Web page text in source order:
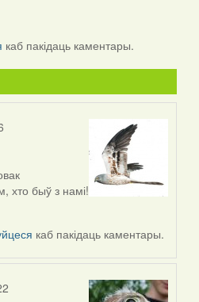
каб пакідаць каментары.
хто быў з намі!
каб пакідаць каментары.